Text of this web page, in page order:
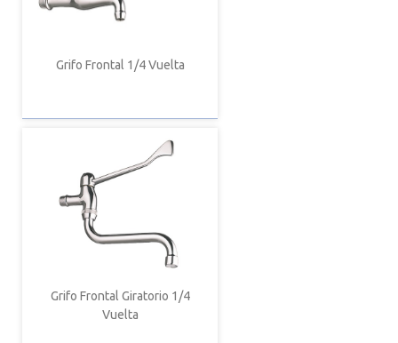
Grifo Frontal 1/4 Vuelta
Grifo Frontal Giratorio 1/4
Vuelta